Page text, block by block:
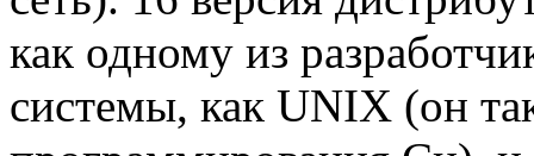
как одному из
системы, как UNIX (он